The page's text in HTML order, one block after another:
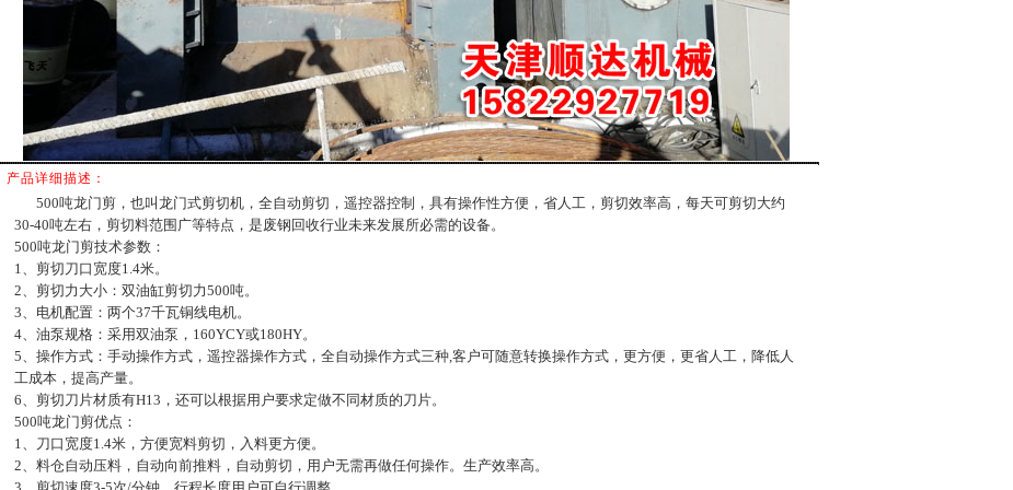
产品详细描述：
500吨龙门剪，也叫龙门式剪切机，全自动剪切，遥控器控制，具有操作性方便，省人工，剪切效率高，每天可剪切大约
30-40吨左右，剪切料范围广等特点，是废钢回收行业未来发展所必需的设备。
500吨龙门剪技术参数：
1、剪切刀口宽度1.4米。
2、剪切力大小：双油缸剪切力500吨。
3、电机配置：两个37千瓦铜线电机。
4、油泵规格：采用双油泵，160YCY或180HY。
5、操作方式：手动操作方式，遥控器操作方式，全自动操作方式三种,客户可随意转换操作方式，更方便，更省人工，降低人
工成本，提高产量。
6、剪切刀片材质有H13，还可以根据用户要求定做不同材质的刀片。
500吨龙门剪优点：
1、刀口宽度1.4米，方便宽料剪切，入料更方便。
2、料仓自动压料，自动向前推料，自动剪切，用户无需再做任何操作。生产效率高。